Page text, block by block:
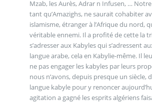
Mzab, les Aurès, Adrar n Infusen, …
tant qu’Amazighs, ne saurait cohabiter
islamisme, étranger à l’Afrique du nord,
véritable ennemi. Il a profité de cette la
s’adresser aux Kabyles qui s’adressent
langue arabe, cela en Kabylie-même. Il
ne pas engager les kabyles par leurs
nous n’avons, depuis presque un siècle,
langue kabyle pour y renoncer
agitation a gagné les esprits algériens